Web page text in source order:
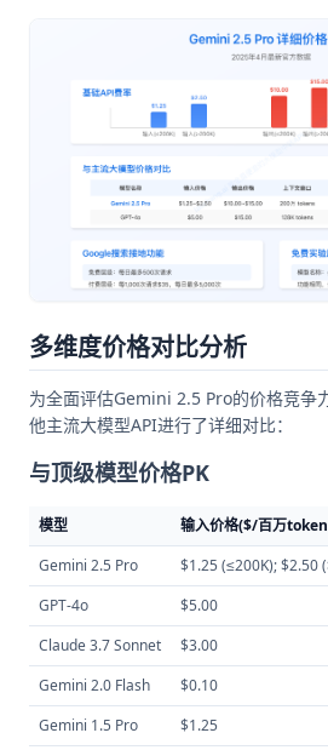
多维度价格对比分析
为全面评估Gemini 2.5 Pro的价格竞争
他主流大模型API进行了详细对比：
与顶级模型价格PK
模型 输入价格($/百万
Gemini 2.5 Pro
$1.25 (≤200K); $2.50
GPT-4o
$5.00
Claude 3.7 Sonnet
$3.00
Gemini 2.0 Flash
$0.10
Gemini 1.5 Pro
$1.25